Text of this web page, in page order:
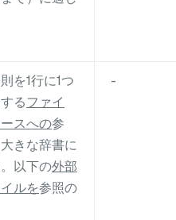
を1行に1つ
るファイ
スへの参
きな辞書に
以下の外部
ルを参照の
-